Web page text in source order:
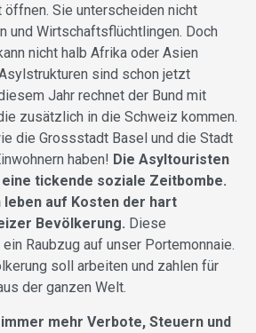
Sie unterscheiden nicht
und Wirtschaftsflüchtlingen. Doch
nicht halb Afrika oder Asien
sind schon jetzt
Jahr rechnet der Bund mit
zusätzlich in die Schweiz kommen.
die Grossstadt Basel und die Stadt
haben! Die Asyltouristen
tickende soziale Zeitbombe.
leben auf Kosten der hart
Bevölkerung. Diese
Raubzug auf unser Portemonnaie.
soll arbeiten und zahlen für
der ganzen Welt.
mehr Verbote, Steuern und